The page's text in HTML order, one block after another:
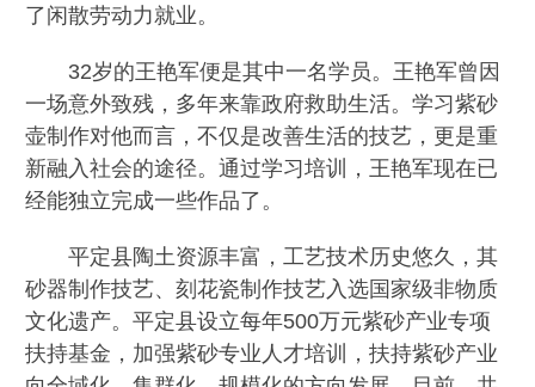
了闲散劳动力就业。
32岁的王艳军便是其中一名学员。王艳军曾因
一场意外致残，多年来靠政府救助生活。学习紫砂
壶制作对他而言，不仅是改善生活的技艺，更是重
新融入社会的途径。通过学习培训，王艳军现在已
经能独立完成一些作品了。
平定县陶土资源丰富，工艺技术历史悠久，其
砂器制作技艺、刻花瓷制作技艺入选国家级非物质
文化遗产。平定县设立每年500万元紫砂产业专项
扶持基金，加强紫砂专业人才培训，扶持紫砂产业